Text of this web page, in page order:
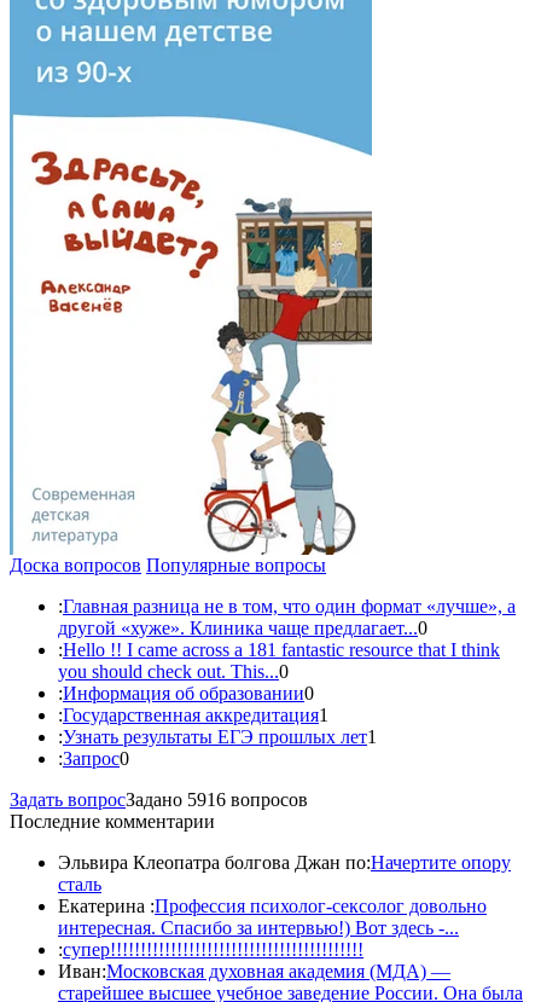
Доска вопросов Популярные вопросы
:Главная разница не в том, что один формат «лучше», а
другой «хуже». Клиника чаще предлагает...0
:Hello !! I came across a 181 fantastic resource that I think
you should check out. This...0
:Информация об образовании0
:Государственная аккредитация1
:Узнать результаты ЕГЭ прошлых лет1
:Запрос0
Задать вопросЗадано 5916 вопросов
Последние комментарии
Эльвира Клеопатра болгова Джан по:Начертите опору
сталь
Екатерина :Профессия психолог-сексолог довольно
интересная. Спасибо за интервью!) Вот здесь -...
:супер!!!!!!!!!!!!!!!!!!!!!!!!!!!!!!!!!!!!!!!!!!
Иван:Московская духовная академия (МДА) —
старейшее высшее учебное заведение России. Она была